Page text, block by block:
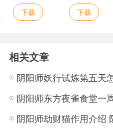
下载 下载
相关文章